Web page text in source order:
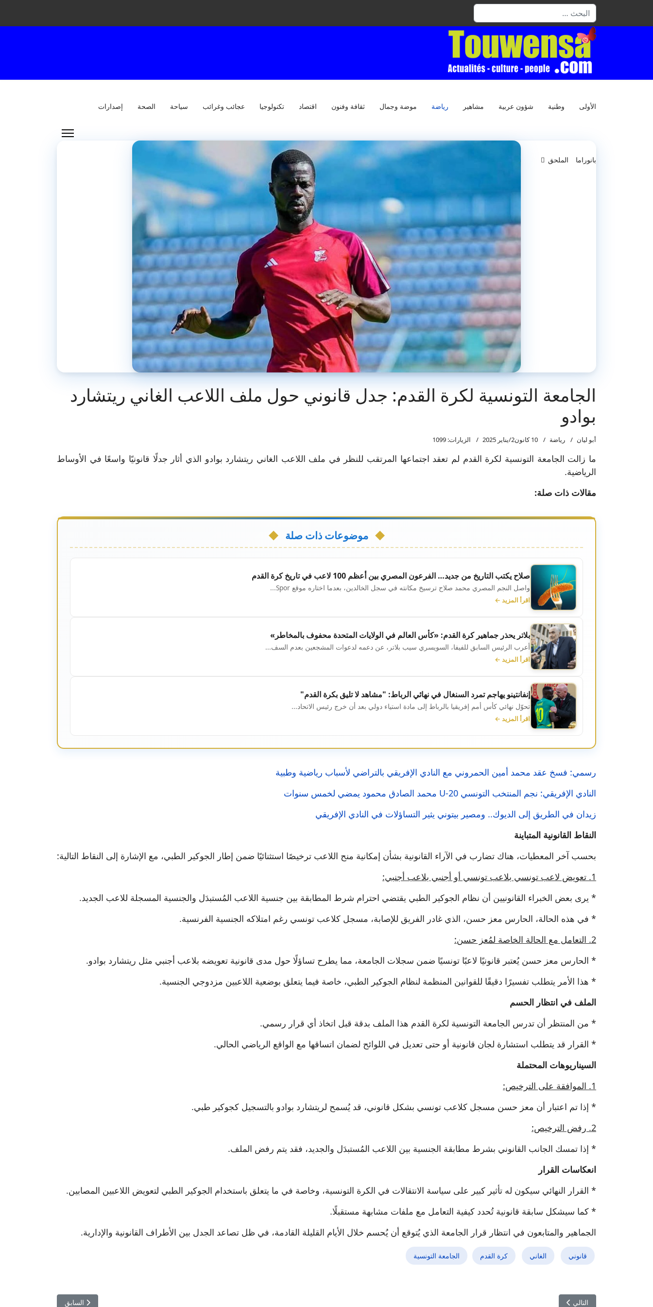
البحث
الأولى وطنية شؤون عربية مشاهير رياضة موضة وجمال ثقافة وفنون اقتصاد تكنولوجيا عجائب وغرائب سياحة الصحة إصدارات
بانوراما الملحق
الجامعة التونسية لكرة القدم: جدل قانوني حول ملف اللاعب الغاني ريتشارد
بوادو
أبو ليان رياضة 10 كانون2/يناير 2025 الزيارات: 1099
ما زالت الجامعة التونسية لكرة القدم لم تعقد اجتماعها المرتقب للنظر في ملف اللاعب الغاني ريتشارد بوادو الذي أثار جدلًا قانونيًا واسعًا في الأوساط
الرياضية.
مقالات ذات صلة:
موضوعات ذات صلة
صلاح يكتب التاريخ من جديد… الفرعون المصري بين أعظم 100 لاعب في تاريخ كرة القدم
واصل النجم المصري محمد صلاح ترسيخ مكانته في سجل الخالدين، بعدما اختاره موقع Spor...
اقرأ المزيد ←
بلاتر يحذر جماهير كرة القدم: «كأس العالم في الولايات المتحدة محفوف بالمخاطر»
أعرب الرئيس السابق للفيفا، السويسري سيب بلاتر، عن دعمه لدعوات المشجعين بعدم السف...
اقرأ المزيد ←
إنفانتينو يهاجم تمرد السنغال في نهائي الرباط: "مشاهد لا تليق بكرة القدم"
تحوّل نهائي كأس أمم إفريقيا بالرباط إلى مادة استياء دولي بعد أن خرج رئيس الاتحاد...
اقرأ المزيد ←
رسمي: فسخ عقد محمد أمين الحمروني مع النادي الإفريقي بالتراضي لأسباب رياضية وطبية
النادي الإفريقي: نجم المنتخب التونسي U-20 محمد الصادق محمود يمضي لخمس سنوات
زيدان في الطريق إلى الديوك.. ومصير بيتوني يثير التساؤلات في النادي الإفريقي
النقاط القانونية المتباينة
بحسب آخر المعطيات، هناك تضارب في الآراء القانونية بشأن إمكانية منح اللاعب ترخيصًا استثنائيًا ضمن إطار الجوكير الطبي، مع الإشارة إلى النقاط التالية:
1. تعويض لاعب تونسي بلاعب تونسي أو أجنبي بلاعب أجنبي:
* يرى بعض الخبراء القانونيين أن نظام الجوكير الطبي يقتضي احترام شرط المطابقة بين جنسية اللاعب المُستبدَل والجنسية المسجلة للاعب الجديد.
* في هذه الحالة، الحارس معز حسن، الذي غادر الفريق للإصابة، مسجل كلاعب تونسي رغم امتلاكه الجنسية الفرنسية.
2. التعامل مع الحالة الخاصة لمُعز حسن:
* الحارس معز حسن يُعتبر قانونيًا لاعبًا تونسيًا ضمن سجلات الجامعة، مما يطرح تساؤلًا حول مدى قانونية تعويضه بلاعب أجنبي مثل ريتشارد بوادو.
* هذا الأمر يتطلب تفسيرًا دقيقًا للقوانين المنظمة لنظام الجوكير الطبي، خاصة فيما يتعلق بوضعية اللاعبين مزدوجي الجنسية.
الملف في انتظار الحسم
* من المنتظر أن تدرس الجامعة التونسية لكرة القدم هذا الملف بدقة قبل اتخاذ أي قرار رسمي.
* القرار قد يتطلب استشارة لجان قانونية أو حتى تعديل في اللوائح لضمان اتساقها مع الواقع الرياضي الحالي.
السيناريوهات المحتملة
1. الموافقة على الترخيص:
* إذا تم اعتبار أن معز حسن مسجل كلاعب تونسي بشكل قانوني، قد يُسمح لريتشارد بوادو بالتسجيل كجوكير طبي.
2. رفض الترخيص:
* إذا تمسك الجانب القانوني بشرط مطابقة الجنسية بين اللاعب المُستبدَل والجديد، فقد يتم رفض الملف.
انعكاسات القرار
* القرار النهائي سيكون له تأثير كبير على سياسة الانتقالات في الكرة التونسية، وخاصة في ما يتعلق باستخدام الجوكير الطبي لتعويض اللاعبين المصابين.
* كما سيشكل سابقة قانونية تُحدد كيفية التعامل مع ملفات مشابهة مستقبلًا.
الجماهير والمتابعون في انتظار قرار الجامعة الذي يُتوقع أن يُحسم خلال الأيام القليلة القادمة، في ظل تصاعد الجدل بين الأطراف القانونية والإدارية.
قانوني الغاني كرة القدم الجامعة التونسية
المقال السابق: جيل أرموند
السابق المقال التالي: رسمي: فسخ عقد محمد أمين الحمروني مع النادي الإفريقي بالتراضي لأسباب رياضية وطبية
التالي